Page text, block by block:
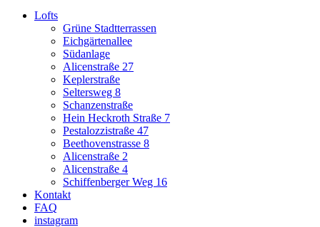
Lofts
Grüne Stadtterrassen
Eichgärtenallee
Südanlage
Alicenstraße 27
Keplerstraße
Seltersweg 8
Schanzenstraße
Hein Heckroth Straße 7
Pestalozzistraße 47
Beethovenstrasse 8
Alicenstraße 2
Alicenstraße 4
Schiffenberger Weg 16
Kontakt
FAQ
instagram